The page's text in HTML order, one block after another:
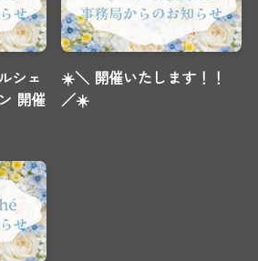
シェ
開催
☀️＼ 開催いたします！！
／☀️